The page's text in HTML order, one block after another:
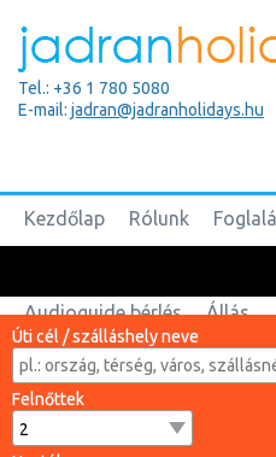
Tel.: +36 1 780 5080
E-mail: jadran@jadranholidays.hu
Kezdőlap Rólunk
Audioguide bérlés Állás
Úti cél / szálláshely neve
Felnőttek